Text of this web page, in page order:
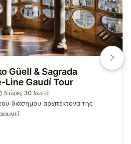
Güell & Sagrada
Line Gaudí Tour
5 ώρες 30 λεπτά
διάσημου αρχιτέκτονα της